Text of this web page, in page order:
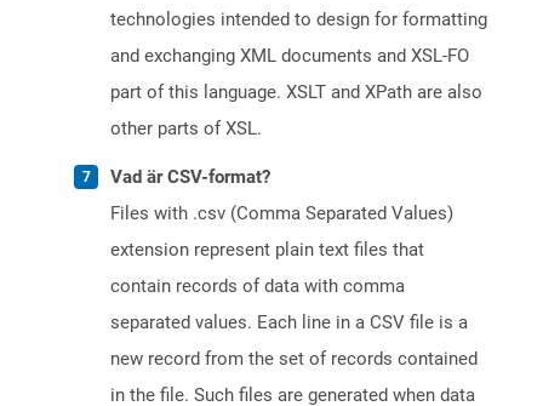
technologies intended to design for formatting
and exchanging XML documents and XSL-FO
part of this language. XSLT and XPath are also
other parts of XSL.
Vad är CSV-format?
Files with .csv (Comma Separated Values)
extension represent plain text files that
contain records of data with comma
separated values. Each line in a CSV file is a
new record from the set of records contained
in the file. Such files are generated when data